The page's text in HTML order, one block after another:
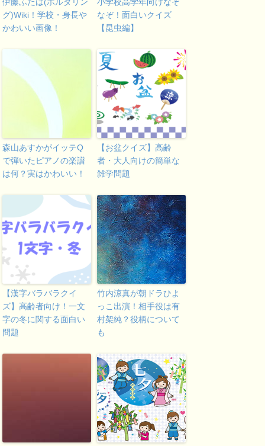
グ)Wiki！学校・身長や
かわいい画像！
なぞ！面白いクイズ
【昆虫編】
森山あすかがイッテQ
で弾いたピアノの楽譜
は何？実はかわいい！
【お盆クイズ】高齢
者・大人向けの簡単な
雑学問題
【漢字バラバラクイ
ズ】高齢者向け！一文
字の冬に関する面白い
問題
竹内涼真が朝ドラひよ
っこ出演！相手役は有
村架純？役柄について
も